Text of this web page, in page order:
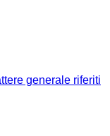
generale riferiti